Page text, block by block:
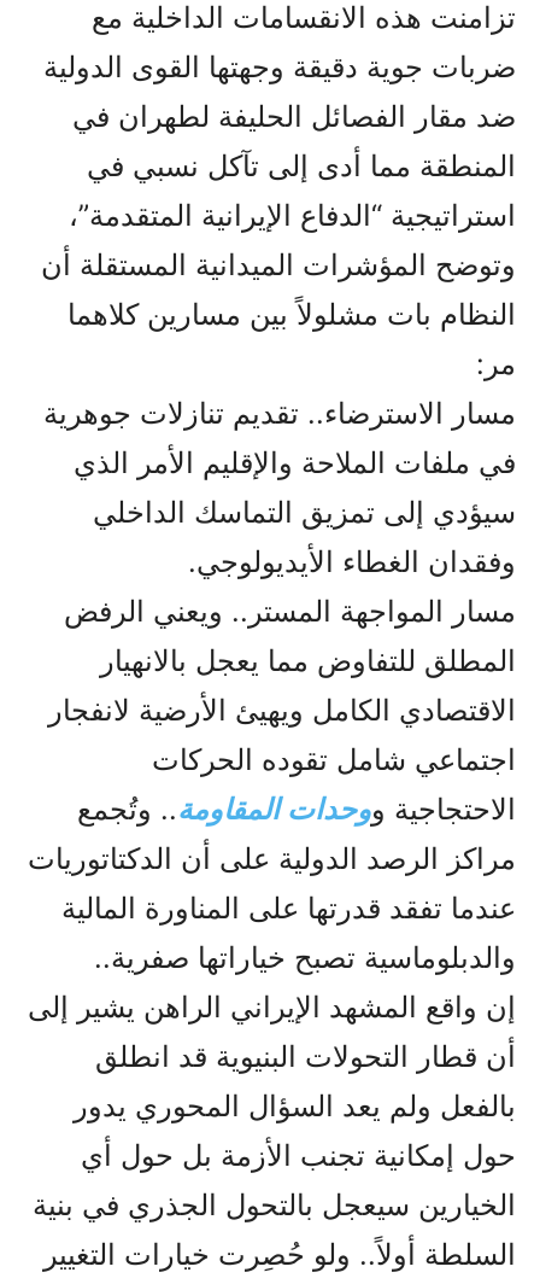
تزامنت هذه الانقسامات الداخلية مع
ضربات جوية دقيقة وجهتها القوى الدولية
ضد مقار الفصائل الحليفة لطهران في
المنطقة مما أدى إلى تآكل نسبي في
استراتيجية “الدفاع الإيرانية المتقدمة”،
وتوضح المؤشرات الميدانية المستقلة أن
النظام بات مشلولاً بين مسارين كلاهما
مر:
مسار الاسترضاء.. تقديم تنازلات جوهرية
في ملفات الملاحة والإقليم الأمر الذي
سيؤدي إلى تمزيق التماسك الداخلي
وفقدان الغطاء الأيديولوجي.
مسار المواجهة المستر.. ويعني الرفض
المطلق للتفاوض مما يعجل بالانهيار
الاقتصادي الكامل ويهيئ الأرضية لانفجار
اجتماعي شامل تقوده الحركات
الاحتجاجية ووحدات المقاومة.. وتُجمع
مراكز الرصد الدولية على أن الدكتاتوريات
عندما تفقد قدرتها على المناورة المالية
والدبلوماسية تصبح خياراتها صفرية..
إن واقع المشهد الإيراني الراهن يشير إلى
أن قطار التحولات البنيوية قد انطلق
بالفعل ولم يعد السؤال المحوري يدور
حول إمكانية تجنب الأزمة بل حول أي
الخيارين سيعجل بالتحول الجذري في بنية
السلطة أولاً.. ولو حُصِرت خيارات التغيير